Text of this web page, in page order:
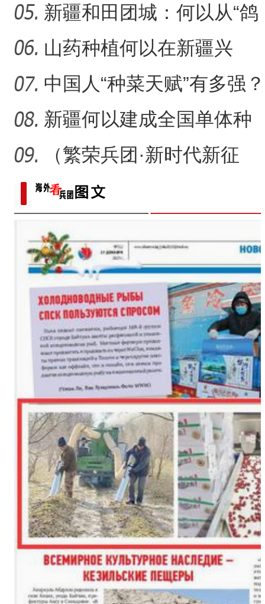
侨乡故事 | 创业者青年古丽
侨乡故事 | 中亚媒体记者深
铁门关市迎今冬首场降雪
瑞雪兆丰年！二二五团
新疆巴音布鲁克草原牲畜陆
村镇
新疆和田团城：何以从“鸽
子巷”到网红打卡地
山药种植何以在新疆兴
起？
中国人“种菜天赋”有多强？
戈壁荒漠变“智慧农场
新疆何以建成全国单体种
植面积最大油莎豆示范基
地
（繁荣兵团·新时代新征
程）沙漠瀚海中的新疆兵
团